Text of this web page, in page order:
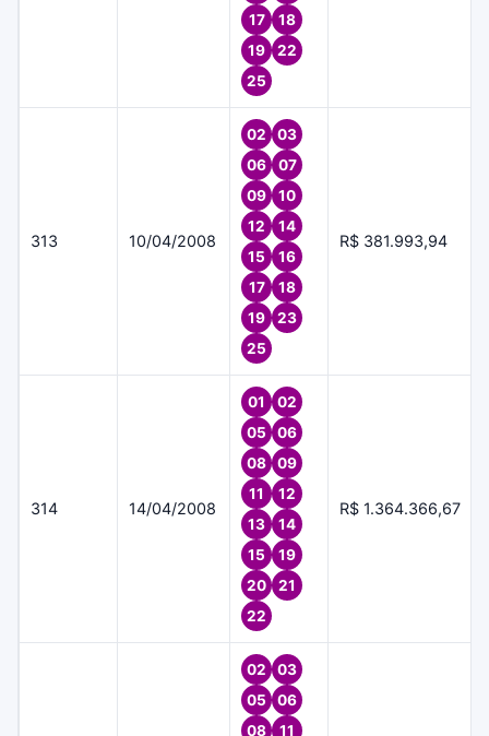
17
18
19
22
25
313 10/04/2008
02
03
06
07
09
10
12
14
15
16
17
18
19
23
25
R$ 381.993,94
314 14/04/2008
01
02
05
06
08
09
11
12
13
14
15
19
20
21
22
R$ 1.364.366,67
02
03
05
06
08
11